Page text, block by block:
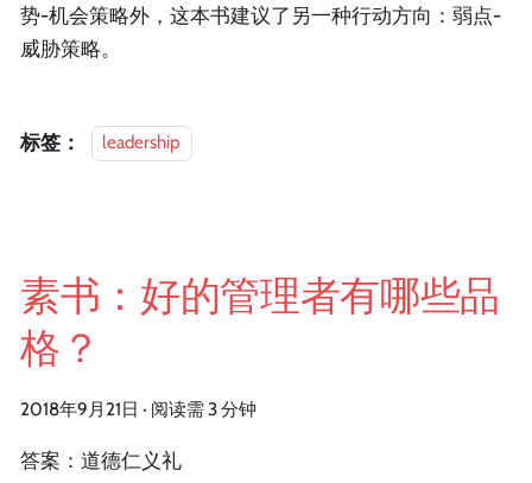
势-机会策略外，这本书建议了另一种行动方向：弱点-
威胁策略。
标签： leadership
素书：好的管理者有哪些品
格？
2018年9月21日 · 阅读需 3 分钟
答案：道德仁义礼